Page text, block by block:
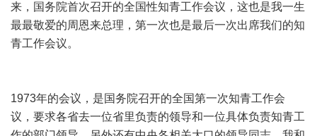
来，国务院首次召开的全国性知青工作会议，这也是我一生
最最敬爱的周恩来总理，第一次也是最后一次出席我们的知
青工作会议。
1973年的会议，是国务院召开的全国第一次知青工作会
议，要求各省去一位省里负责的领导和一位具体负责知青工